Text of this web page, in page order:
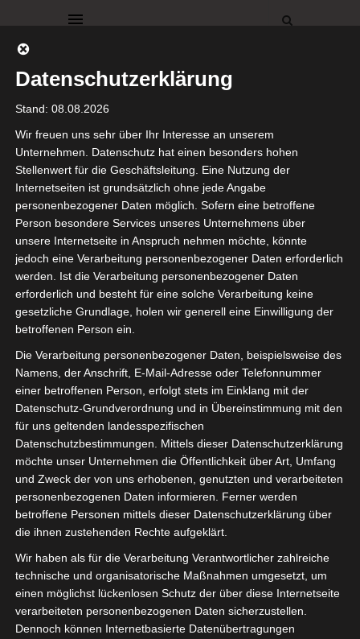
DEKO DIY FRÜHLING KREATIVE IDEEN
Osterkerzen
mit
Serviettentechnik
Ihr Lieben,
vor einigen Tagen habe ich
meine Blockkerzen mit
Serviettentechnik verschönert.
Datenschutzerklärung
Stand: 08.08.2026
Wir freuen uns sehr über Ihr Interesse an unserem
Unternehmen. Datenschutz hat einen besonders hohen
Stellenwert für die Geschäftsleitung. Eine Nutzung der
Internetseiten ist grundsätzlich ohne jede Angabe
personenbezogener Daten möglich. Sofern eine betroffene
Person besondere Services unseres Unternehmens über
unsere Internetseite in Anspruch nehmen möchte, könnte
jedoch eine Verarbeitung personenbezogener Daten erforderlich
werden. Ist die Verarbeitung personenbezogener Daten
erforderlich und besteht für eine solche Verarbeitung keine
gesetzliche Grundlage, holen wir generell eine Einwilligung der
betroffenen Person ein.
Die Verarbeitung personenbezogener Daten, beispielsweise des
Namens, der Anschrift, E-Mail-Adresse oder Telefonnummer
einer betroffenen Person, erfolgt stets im Einklang mit der
Datenschutz-Grundverordnung und in Übereinstimmung mit den
für uns geltenden landesspezifischen
Datenschutzbestimmungen. Mittels dieser Datenschutzerklärung
möchte unser Unternehmen die Öffentlichkeit über Art, Umfang
und Zweck der von uns erhobenen, genutzten und verarbeiteten
personenbezogenen Daten informieren. Ferner werden
betroffene Personen mittels dieser Datenschutzerklärung über
die ihnen zustehenden Rechte aufgeklärt.
Wir haben als für die Verarbeitung Verantwortlicher zahlreiche
technische und organisatorische Maßnahmen umgesetzt, um
einen möglichst lückenlosen Schutz der über diese Internetseite
verarbeiteten personenbezogenen Daten sicherzustellen.
Dennoch können Internetbasierte Datenübertragungen